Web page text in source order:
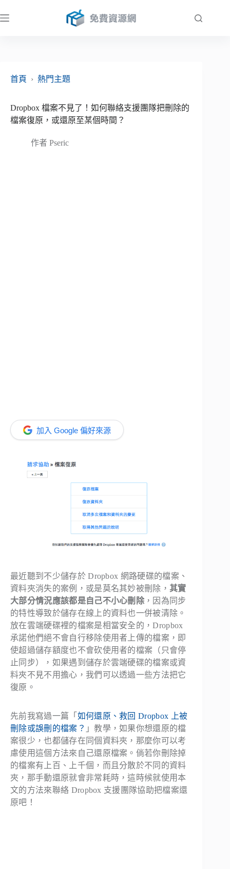
至
首頁
› 熱門主題
Dropbox 檔案不見了！如何聯絡支援團隊把刪除的
檔案復原，或還原至某個時間？
作者 Pseric
加入 Google 偏好來源
最近聽到不少儲存於 Dropbox 網路硬碟的檔案、
資料夾消失的案例，或是莫名其妙被刪除， 其實
大部分情況應該都是自己不小心刪除，因為同步
的特性導致於儲存在線上的資料也一併被清除。
放在雲端硬碟裡的檔案是相當安全的，Dropbox
承諾他們絕不會自行移除使用者上傳的檔案，即
使超過儲存額度也不會砍使用者的檔案（只會停
止同步），如果遇到儲存於雲端硬碟的檔案或資
料夾不見不用擔心，我們可以透過一些方法把它
復原。
先前我寫過一篇「 如何還原、救回 Dropbox 上被
刪除或誤刪的檔案？ 」教學，如果你想還原的檔
案很少，也都儲存在同個資料夾，那麼你可以考
慮使用這個方法來自己還原檔案。倘若你刪除掉
的檔案有上百、上千個，而且分散於不同的資料
夾，那手動還原就會非常耗時，這時候就使用本
文的方法來聯絡 Dropbox 支援團隊協助把檔案還
原吧！